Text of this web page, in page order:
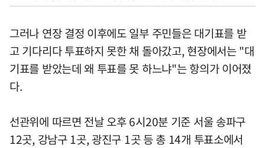
그러나 연장 결정 이후에도 일부 주민들은 대기표를 받
고 기다리다 투표하지 못한 채 돌아갔고, 현장에서는 "대
기표를 받았는데 왜 투표를 못 하느냐"는 항의가 이어졌
다.
선관위에 따르면 전날 오후 6시20분 기준 서울 송파구
12곳, 강남구 1곳, 광진구 1곳 등 총 14개 투표소에서